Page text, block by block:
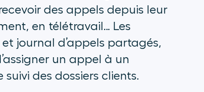
des appels depuis leur
en télétravail… Les
journal d’appels partagés,
un appel à un
des dossiers clients.